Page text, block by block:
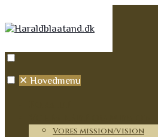
✕ Hovedmenu
Vores mission/vision